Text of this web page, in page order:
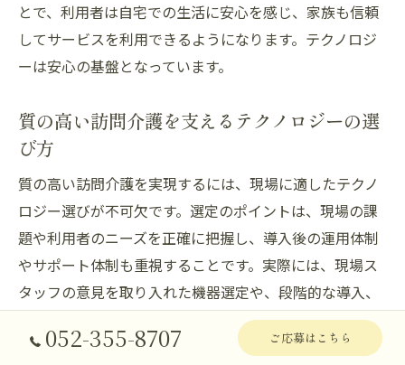
とで、利用者は自宅での生活に安心を感じ、家族も信頼
してサービスを利用できるようになります。テクノロジ
ーは安心の基盤となっています。
質の高い訪問介護を支えるテクノロジーの選
び方
質の高い訪問介護を実現するには、現場に適したテクノ
ロジー選びが不可欠です。選定のポイントは、現場の課
題や利用者のニーズを正確に把握し、導入後の運用体制
やサポート体制も重視することです。実際には、現場ス
タッフの意見を取り入れた機器選定や、段階的な導入、
操作研修の実施が効果的です。こうしたアプローチによ
り、テクノロジーの力を最大限に活用し、持続可能な訪
052-355-8707 ご応募はこちら